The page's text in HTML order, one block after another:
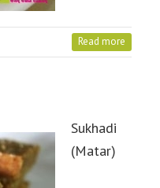
Read more
Sukhadi
(Matar)